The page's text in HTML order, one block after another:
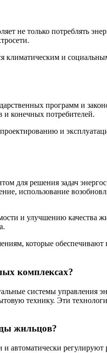
не только потреблять
климатическим и
программ и
и конечных потребителей.
и
для решения задач
использование
и улучшению качества
которые обеспечивают
комплексах?
системы управления
технику. Эти
жильцов?
автоматически